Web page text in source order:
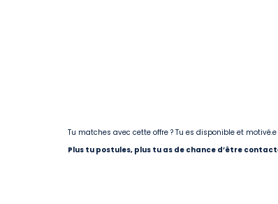
Tu matches avec cette offre ? Tu es disponible et
Plus tu postules, plus tu as de chance d’être